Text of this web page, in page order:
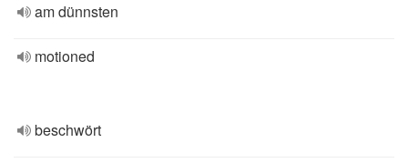
am dünnsten
motioned
beschwört